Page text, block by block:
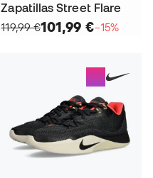
Zapatillas Street Flare
119,99 €101,99 €−15%